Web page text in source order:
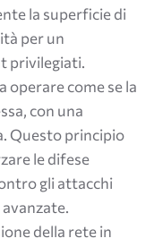
la superficie di
per un
privilegiati.
operare come se la
con una
Questo principio
le difese
gli attacchi
della rete in